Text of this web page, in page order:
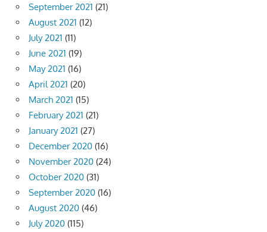
September 2021 (21)
August 2021 (12)
July 2021 (11)
June 2021 (19)
May 2021 (16)
April 2021 (20)
March 2021 (15)
February 2021 (21)
January 2021 (27)
December 2020 (16)
November 2020 (24)
October 2020 (31)
September 2020 (16)
August 2020 (46)
July 2020 (115)